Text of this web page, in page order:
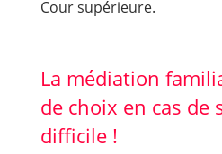
Cour supérieure.
La médiation
de choix en cas de
difficile !